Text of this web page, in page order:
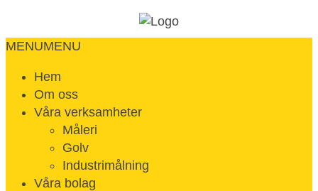
MENUMENU
Hem
Om oss
Våra verksamheter
Måleri
Golv
Industrimålning
Våra bolag